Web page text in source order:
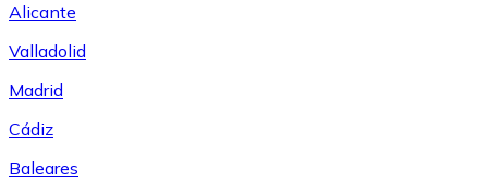
Alicante
Valladolid
Madrid
Cádiz
Baleares